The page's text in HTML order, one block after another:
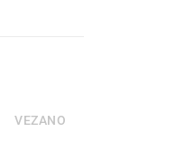
VEZANO